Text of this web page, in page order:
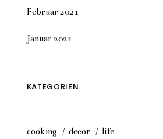
Februar 2021
Januar 2021
KATEGORIEN
cooking decor life